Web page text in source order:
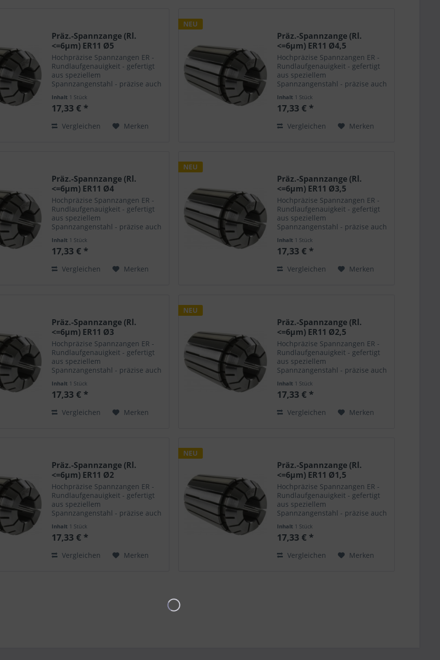
Präz.-Spannzange (Rl.
<=6µm) ER11 Ø5
Hochpräzise Spannzangen ER -
Rundlaufgenauigkeit - gefertigt
aus speziellem
Spannzangenstahl - präzise auch
Schliessen - hohe Haltekräfte -
extrem langlebig - passend für
Oberflächen
Inhalt 1 Stück
17,33 € *
Vergleichen Merken
NEU
Präz.-Spannzange (Rl.
<=6µm) ER11 Ø4,5
Hochpräzise Spannzangen ER -
Rundlaufgenauigkeit - gefertigt
aus speziellem
Spannzangenstahl - präzise auch
Schliessen - hohe Haltekräfte -
extrem langlebig - passend für
Oberflächen
Inhalt 1 Stück
17,33 € *
Vergleichen Merken
Präz.-Spannzange (Rl.
<=6µm) ER11 Ø4
Hochpräzise Spannzangen ER -
Rundlaufgenauigkeit - gefertigt
aus speziellem
Spannzangenstahl - präzise auch
Schliessen - hohe Haltekräfte -
extrem langlebig - passend für
Oberflächen
Inhalt 1 Stück
17,33 € *
Vergleichen Merken
NEU
Präz.-Spannzange (Rl.
<=6µm) ER11 Ø3,5
Hochpräzise Spannzangen ER -
Rundlaufgenauigkeit - gefertigt
aus speziellem
Spannzangenstahl - präzise auch
Schliessen - hohe Haltekräfte -
extrem langlebig - passend für
Oberflächen
Inhalt 1 Stück
17,33 € *
Vergleichen Merken
Präz.-Spannzange (Rl.
<=6µm) ER11 Ø3
Hochpräzise Spannzangen ER -
Rundlaufgenauigkeit - gefertigt
aus speziellem
Spannzangenstahl - präzise auch
Schliessen - hohe Haltekräfte -
extrem langlebig - passend für
Oberflächen
Inhalt 1 Stück
17,33 € *
Vergleichen Merken
NEU
Präz.-Spannzange (Rl.
<=6µm) ER11 Ø2,5
Hochpräzise Spannzangen ER -
Rundlaufgenauigkeit - gefertigt
aus speziellem
Spannzangenstahl - präzise auch
Schliessen - hohe Haltekräfte -
extrem langlebig - passend für
Oberflächen
Inhalt 1 Stück
17,33 € *
Vergleichen Merken
Präz.-Spannzange (Rl.
<=6µm) ER11 Ø2
Hochpräzise Spannzangen ER -
Rundlaufgenauigkeit - gefertigt
aus speziellem
Spannzangenstahl - präzise auch
Schliessen - hohe Haltekräfte -
extrem langlebig - passend für
Oberflächen
Inhalt 1 Stück
17,33 € *
Vergleichen Merken
NEU
Präz.-Spannzange (Rl.
<=6µm) ER11 Ø1,5
Hochpräzise Spannzangen ER -
Rundlaufgenauigkeit - gefertigt
aus speziellem
Spannzangenstahl - präzise auch
Schliessen - hohe Haltekräfte -
extrem langlebig - passend für
Oberflächen
Inhalt 1 Stück
17,33 € *
Vergleichen Merken